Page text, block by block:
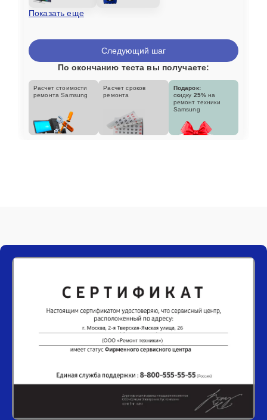
Показать еще
Следующий шаг
По окончанию теста вы получаете:
Расчет стоимости
ремонта Samsung
Расчет сроков
ремонта
Подарок:
скидку 25% на
ремонт техники
Samsung